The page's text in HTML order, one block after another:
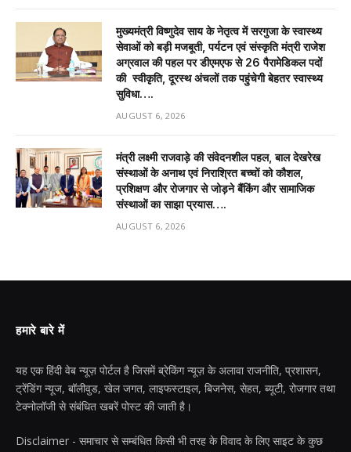
मुख्यमंत्री विष्णुदेव साय के नेतृत्व में सरगुजा के स्वास्थ्य
सेवाओं को बड़ी मजबूती, पर्यटन एवं संस्कृति मंत्री राजेश
अग्रवाल की पहल पर डीएमएफ से 26 पैरामेडिकल पदों
की स्वीकृति, दूरस्थ अंचलों तक पहुंचेगी बेहतर स्वास्थ्य
सुविधा….
AUGUST 6, 2026
मंत्री लक्ष्मी राजवाड़े की संवेदनशील पहल, बाल देखरेख
संस्थाओं के अनाथ एवं निराश्रित बच्चों को कौशल,
प्रशिक्षण और रोजगार से जोड़ने बैंकिंग और सामाजिक
संस्थाओं का साझा प्रयास….
AUGUST 6, 2026
हमारे बारे में
यह एक हिंदी वेब न्यूज़ पोर्टल है जिसमें ब्रेकिंग न्यूज़ के अलावा राजनीति, प्रशासन,
ट्रेंडिंग न्यूज, बॉलीवुड, खेल जगत, लाइफस्टाइल, बिजनेस, सेहत, ब्यूटी, रोजगार तथा
टेक्नोलॉजी से संबंधित खबरें पोस्ट की जाती है।
Disclaimer - समाचार से सम्बंधित किसी भी तरह के विवाद के लिए साइट के कुछ